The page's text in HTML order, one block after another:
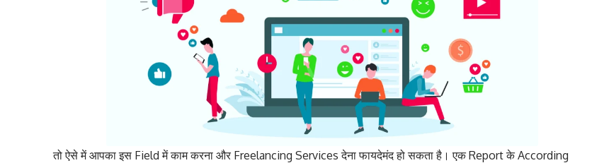
तो ऐसे में आपका इस Field में काम करना और Freelancing Services देना फायदेमंद हो सकता है। एक Report के According